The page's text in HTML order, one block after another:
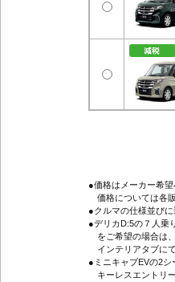
●価格はメーカー希
価格については各
●クルマの仕様並び
●デリカD:5の７人乗
をご希望の場合は
インテリアタブに
●ミニキャブEVの2
キーレスエントリ